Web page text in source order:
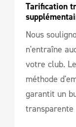
Tarification
Nous
n'entraîne
votre club.
méthode
garantit un
transparente